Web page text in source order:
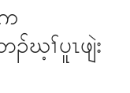
ၣ်ဃ့ၢ်ပူၤဖျဲး